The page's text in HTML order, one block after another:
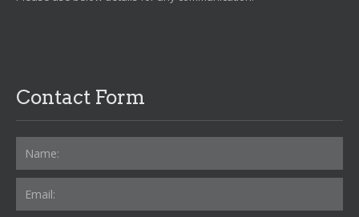
Contact Form